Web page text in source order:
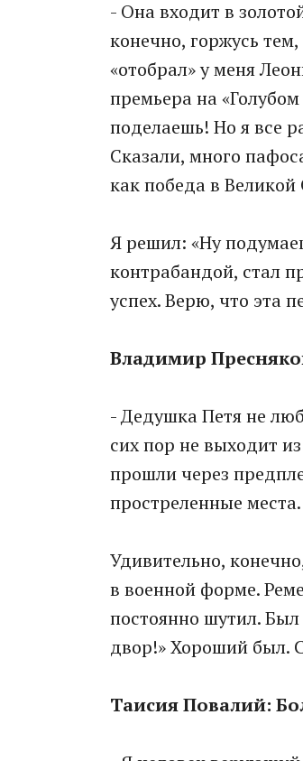
- Она входит в
конечно, горжусь
«отобрал» у меня
премьера на
поделаешь! Но я все
Сказали, много
как победа в
Я решил: «Ну
контрабандой, стал
успех. Верю, что эта
Владимир
- Дедушка Петя не
сих пор не выходит
прошли через
простреленные места.
Удивительно,
в военной форме.
постоянно шутил.
двор!» Хороший был.
Таисия Повалий: